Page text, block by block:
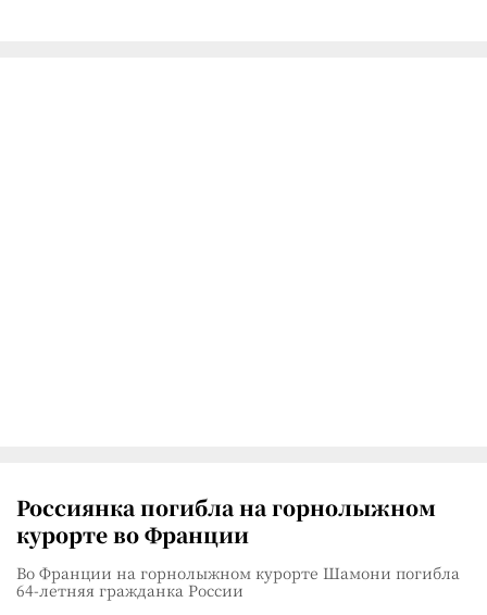
Россиянка погибла на горнолыжном
курорте во Франции
Во Франции на горнолыжном курорте Шамони погибла
64-летняя гражданка России